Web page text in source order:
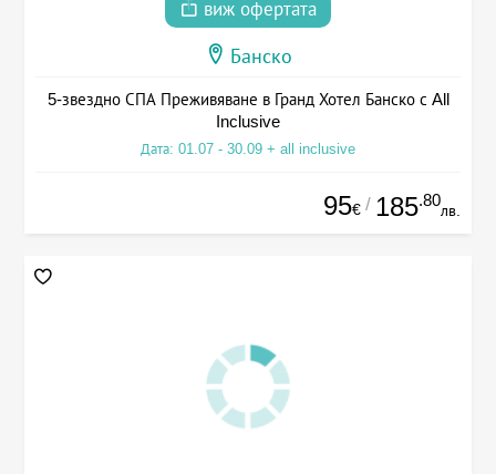
виж офертата
Банско
5-звездно СПА Преживяване в Гранд Хотел Банско с All
Inclusive
Дата: 01.07 - 30.09 + all inclusive
95€ / 185.80
лв.